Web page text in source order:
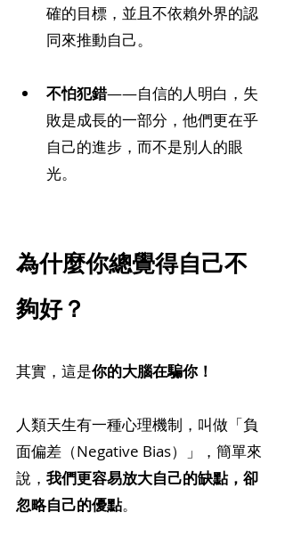
確的目標，並且不依賴外界的認
同來推動自己。
不怕犯錯——自信的人明白，失
敗是成長的一部分，他們更在乎
自己的進步，而不是別人的眼
光。
為什麼你總覺得自己不
夠好？
其實，這是你的大腦在騙你！
人類天生有一種心理機制，叫做「負
面偏差（Negative Bias）」，簡單來
說， 我們更容易放大自己的缺點，卻
忽略自己的優點。